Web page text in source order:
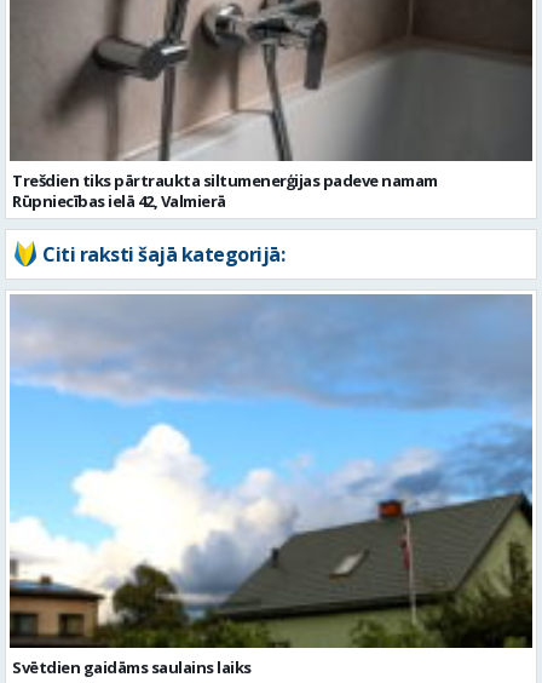
Trešdien tiks pārtraukta siltumenerģijas padeve namam
Rūpniecības ielā 42, Valmierā
Citi raksti šajā kategorijā:
Svētdien gaidāms saulains laiks